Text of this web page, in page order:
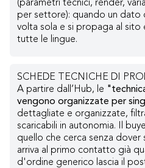
(parametri tecnici, render,
per settore): quando un dato
volta sola e si propaga al sito
tutte le lingue.
SCHEDE TECNICHE DI
A partire dall’Hub, le
vengono organizzate per
dettagliate e organizzate,
scaricabili in autonomia. Il
quello che cerca senza
arriva al primo contatto già
d'ordine generico lascia il